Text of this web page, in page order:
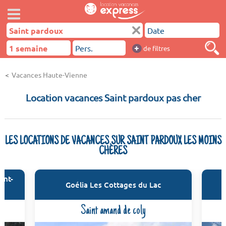
+ de filtres
Vacances Haute-Vienne
Location vacances Saint pardoux pas cher
LES LOCATIONS DE VACANCES SUR SAINT PARDOUX LES MOINS
CHÈRES
Goélia Les Cottages du Lac
Saint amand de coly